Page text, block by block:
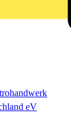
eV